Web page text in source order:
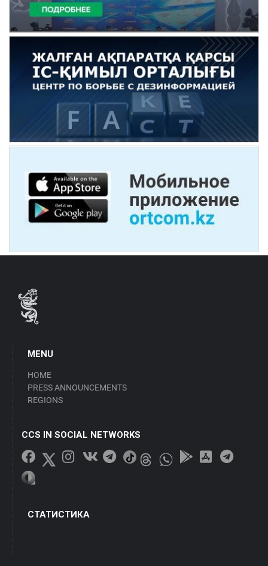
MENU
HOME
PRESS ANNOUNCEMENTS
REGIONS
CCS IN SOCIAL NETWORKS
СТАТИСТИКА